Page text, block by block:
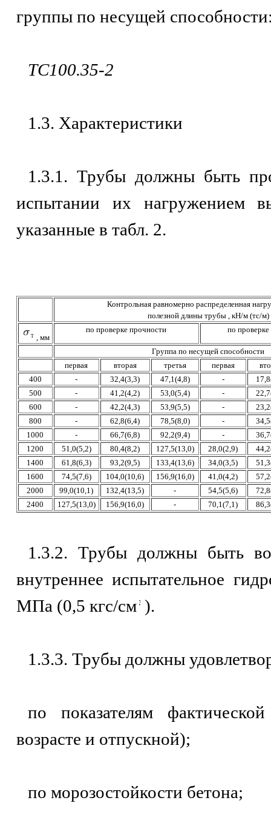
группы по несущей
ТС100.35-2
1.3. Характеристики
1.3.1. Трубы должны быть
испытании их нагружением
указанные в табл. 2.
Контрольная равномерно распределенная
полезной длины трубы , кН/м (тс/м)
, мм
по проверке прочности по
Группа по несущей способности
первая
вторая третья первая
400
- 32,4(3,3) 47,1(4,8) -
500
- 41,2(4,2) 53,0(5,4) -
600
- 42,2(4,3) 53,9(5,5) -
800
- 62,8(6,4) 78,5(8,0) -
1000
- 66,7(6,8) 92,2(9,4) -
1200
51,0(5,2) 80,4(8,2) 127,5(13,0) 28,0(2,9)
1400
61,8(6,3) 93,2(9,5) 133,4(13,6) 34,0(3,5)
1600
74,5(7,6) 104,0(10,6) 156,9(16,0) 41,0(4,2)
2000
99,0(10,1) 132,4(13,5) - 54,5(5,6)
2400
127,5(13,0) 156,9(16,0) - 70,1(7,1)
1.3.2. Трубы должны быть
внутреннее испытательное
МПа (0,5 кгс/см ).
1.3.3. Трубы должны
по показателям
возрасте и отпускной);
по морозостойкости бетона;